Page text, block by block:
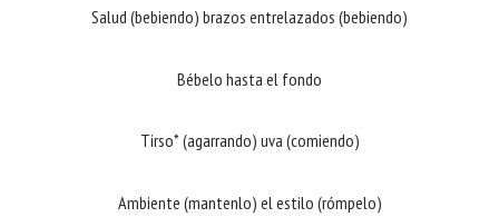
Salud (bebiendo) brazos entrelazados (bebiendo)
Bébelo hasta el fondo
Tirso* (agarrando) uva (comiendo)
Ambiente (mantenlo) el estilo (rómpelo)